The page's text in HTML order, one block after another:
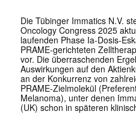
Die Tübinger Immatics N.V.
Oncology Congress 2025
laufenden Phase Ia-Dosis-
PRAME-gerichteten
vor. Die überraschenden
Auswirkungen auf den
an der Konkurrenz von
PRAME-Zielmolekül
Melanoma), unter denen
(UK) schon in späteren